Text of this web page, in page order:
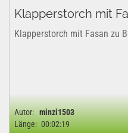
Klapperstorch mit
Klapperstorch mit Fasan zu
Autor: minzi1503
Länge: 00:02:19